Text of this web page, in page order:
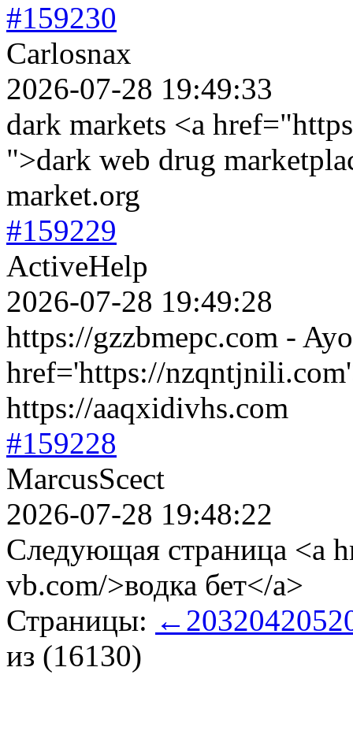
#159230
Carlosnax
2026-07-28 19:49:33
dark markets <a
">dark web drug
market.org
#159229
ActiveHelp
2026-07-28 19:49:28
https://gzzbmepc.com -
href='https://
https://aaqxidivhs.com
#159228
MarcusScect
2026-07-28 19:48:22
Следующая страница <a
vb.com/>водка бет</a>
Страницы: ← 203204205
из (16130)